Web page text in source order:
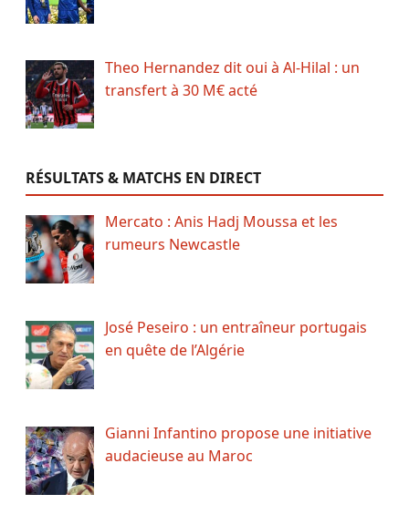
Theo Hernandez dit oui à Al-Hilal : un
transfert à 30 M€ acté
RÉSULTATS & MATCHS EN DIRECT
Mercato : Anis Hadj Moussa et les
rumeurs Newcastle
José Peseiro : un entraîneur portugais
en quête de l’Algérie
Gianni Infantino propose une initiative
audacieuse au Maroc